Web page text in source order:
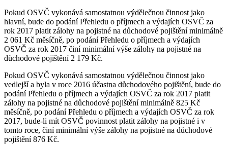
Pokud OSVČ vykonává samostatnou výdělečnou činnost jako
hlavní, bude do podání Přehledu o příjmech a výdajích OSVČ za
rok 2017 platit zálohy na pojistné na důchodové pojištění minimálně
2 061 Kč měsíčně, po podání Přehledu o příjmech a výdajích
OSVČ za rok 2017 činí minimální výše zálohy na pojistné na
důchodové pojištění 2 179 Kč.
Pokud OSVČ vykonává samostatnou výdělečnou činnost jako
vedlejší a byla v roce 2016 účastna důchodového pojištění, bude do
podání Přehledu o příjmech a výdajích OSVČ za rok 2017 platit
zálohy na pojistné na důchodové pojištění minimálně 825 Kč
měsíčně, po podání Přehledu o příjmech a výdajích OSVČ za rok
2017, bude-li mít OSVČ povinnost platit zálohy na pojistné i v
tomto roce, činí minimální výše zálohy na pojistné na důchodové
pojištění 876 Kč.